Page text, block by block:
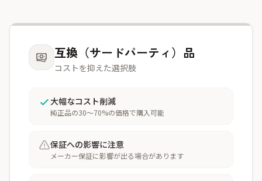
互換（サードパーティ）品
コストを抑えた選択肢
大幅なコスト削減
純正品の30〜70%の価格で購入可能
保証への影響に注意
メーカー保証に影響が出る場合があります